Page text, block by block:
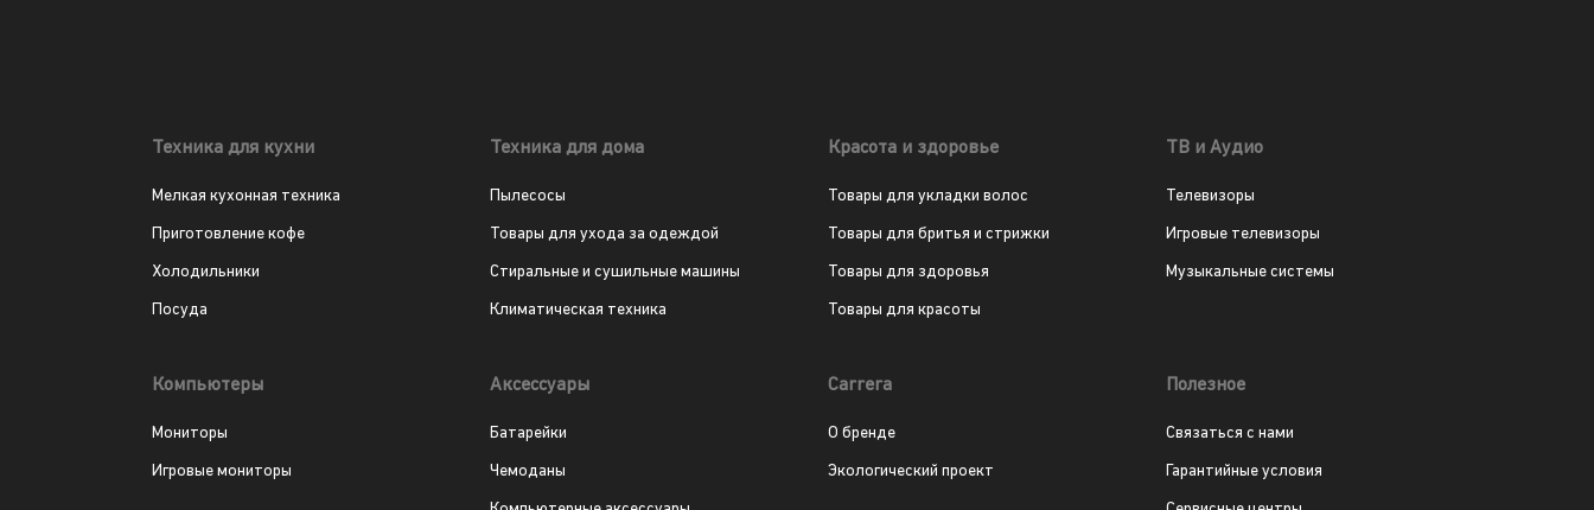
Техника для кухни
Мелкая кухонная техника
Приготовление кофе
Холодильники
Посуда
Техника для дома
Пылесосы
Товары для ухода за одеждой
Стиральные и сушильные машины
Климатическая техника
Красота и здоровье
Товары для укладки волос
Товары для бритья и стрижки
Товары для здоровья
Товары для красоты
ТВ и Аудио
Телевизоры
Игровые телевизоры
Музыкальные системы
Компьютеры
Мониторы
Игровые мониторы
Аксессуары
Батарейки
Чемоданы
Carrera
О бренде
Экологический проект
Полезное
Связаться с нами
Гарантийные условия